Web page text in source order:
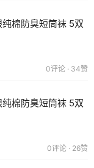
棉防臭短筒袜 5双
0评论 · 34赞
棉防臭短筒袜 5双
0评论 · 26赞